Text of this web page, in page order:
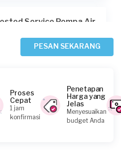
Service Pompa Air
Pompa Air
PESAN SEKARANG
Proses
Cepat
1 jam
konfirmasi
Penetapan
Harga yang
Jelas
Menyesuaikan
budget Anda